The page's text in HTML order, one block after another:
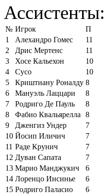
Ассистенты:
№ Игрок
П
1
Алехандро Гомес
11
2
Дрис Мертенс
11
3
Хосе Кальехон
10
4
Сусо
10
5
Криштиану Роналду 8
6
Мануэль Лаццари
8
7
Родриго Де Пауль
8
8
Фабио Квальярелла
8
9
Дженгиз Ундер
7
10 Йосип Иличич
7
11 Раде Крунич
7
12 Дуван Сапата
7
13 Марио Манджукич
6
14 Лоренцо Инсинье
6
15 Родриго Паласио 6